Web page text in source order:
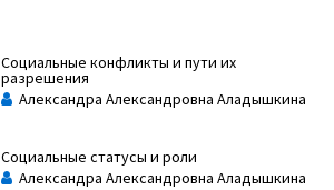
Социальные конфликты и пути их
разрешения
Александра Александровна Аладышкина
Социальные статусы и роли
Александра Александровна Аладышкина